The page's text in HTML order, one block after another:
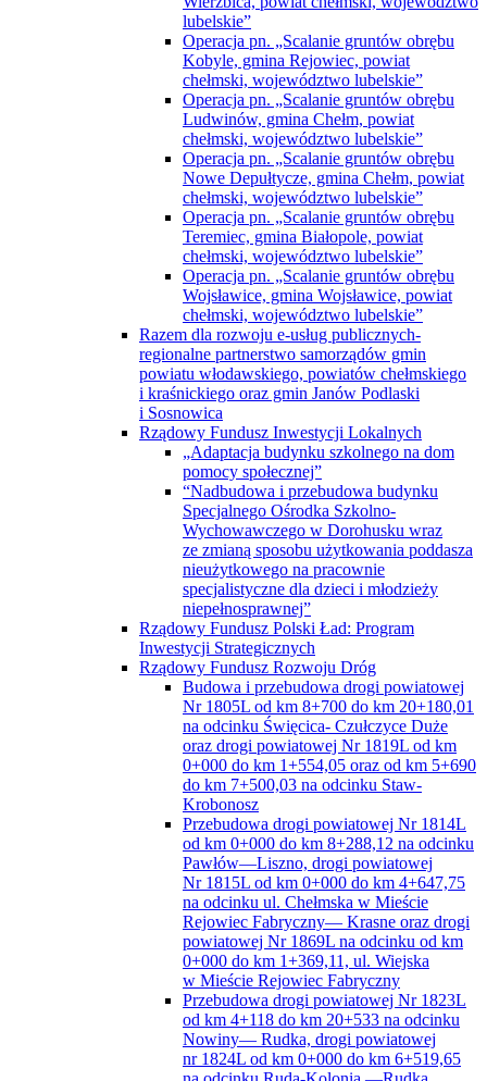
lubelskie”
Operacja pn. „Scalanie gruntów obrębu
Kobyle, gmina Rejowiec, powiat
chełmski, województwo lubelskie”
Operacja pn. „Scalanie gruntów obrębu
Ludwinów, gmina Chełm, powiat
chełmski, województwo lubelskie”
Operacja pn. „Scalanie gruntów obrębu
Nowe Depułtycze, gmina Chełm, powiat
chełmski, województwo lubelskie”
Operacja pn. „Scalanie gruntów obrębu
Teremiec, gmina Białopole, powiat
chełmski, województwo lubelskie”
Operacja pn. „Scalanie gruntów obrębu
Wojsławice, gmina Wojsławice, powiat
chełmski, województwo lubelskie”
Razem dla rozwoju e-usług publicznych-
regionalne partnerstwo samorządów gmin
powiatu włodawskiego, powiatów chełmskiego
i kraśnickiego oraz gmin Janów Podlaski
i Sosnowica
Rządowy Fundusz Inwestycji Lokalnych
„Adaptacja budynku szkolnego na dom
pomocy społecznej”
“Nadbudowa i przebudowa budynku
Specjalnego Ośrodka Szkolno-
Wychowawczego w Dorohusku wraz
ze zmianą sposobu użytkowania poddasza
nieużytkowego na pracownie
specjalistyczne dla dzieci i młodzieży
niepełnosprawnej”
Rządowy Fundusz Polski Ład: Program
Inwestycji Strategicznych
Rządowy Fundusz Rozwoju Dróg
Budowa i przebudowa drogi powiatowej
Nr 1805L od km 8+700 do km 20+180,01
na odcinku Święcica- Czułczyce Duże
oraz drogi powiatowej Nr 1819L od km
0+000 do km 1+554,05 oraz od km 5+690
do km 7+500,03 na odcinku Staw-
Krobonosz
Przebudowa drogi powiatowej Nr 1814L
od km 0+000 do km 8+288,12 na odcinku
Pawłów—Liszno, drogi powiatowej
Nr 1815L od km 0+000 do km 4+647,75
na odcinku ul. Chełmska w Mieście
Rejowiec Fabryczny— Krasne oraz drogi
powiatowej Nr 1869L na odcinku od km
0+000 do km 1+369,11, ul. Wiejska
w Mieście Rejowiec Fabryczny
Przebudowa drogi powiatowej Nr 1823L
od km 4+118 do km 20+533 na odcinku
Nowiny— Rudka, drogi powiatowej
nr 1824L od km 0+000 do km 6+519,65